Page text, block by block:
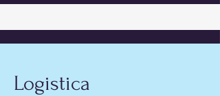
Logistica